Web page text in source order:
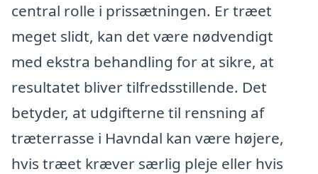
central rolle i prissætningen. Er træet
meget slidt, kan det være nødvendigt
med ekstra behandling for at sikre, at
resultatet bliver tilfredsstillende. Det
betyder, at udgifterne til rensning af
træterrasse i Havndal kan være højere,
hvis træet kræver særlig pleje eller hvis